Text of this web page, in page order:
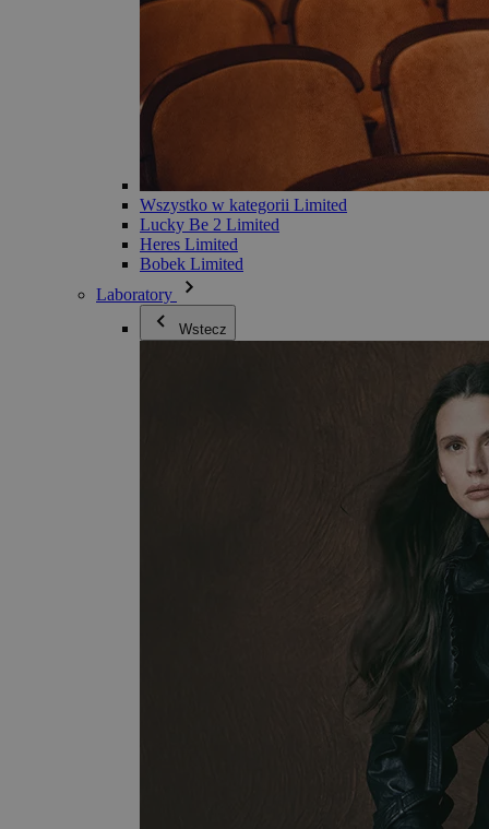
Wszystko w kategorii Limited
Lucky Be 2 Limited
Heres Limited
Bobek Limited
Laboratory
Wstecz